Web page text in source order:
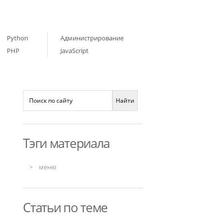
Python
PHP
Администрирование
JavaScript
Тэги материала
меню
Статьи по теме